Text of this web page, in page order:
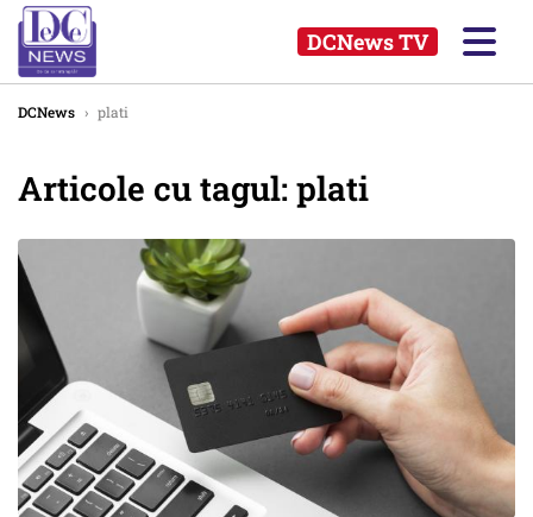
DCNews TV
DCNews › plati
Articole cu tagul: plati